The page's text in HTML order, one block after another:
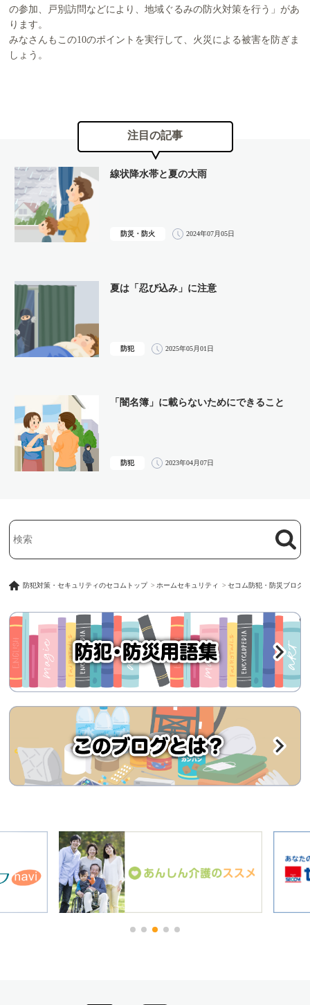
の参加、戸別訪問などにより、地域ぐるみの防火対策を行う」があ
ります。
みなさんもこの10のポイントを実行して、火災による被害を防ぎま
しょう。
注目の記事
防災・防火 2024年07月05日
線状降水帯と夏の大雨
防犯 2025年05月01日
夏は「忍び込み」に注意
防犯 2023年04月07日
「闇名簿」に載らないためにできること
検索キーワード入力
検索
防犯対策・セキュリティのセコムトップ ホームセキュリティ セコム防犯・防災ブログ